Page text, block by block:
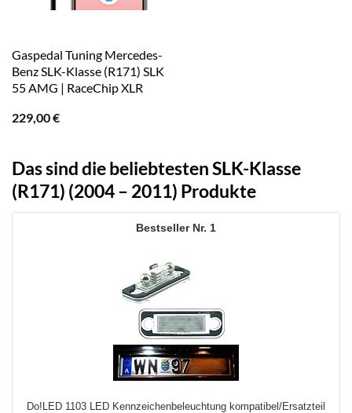
Gaspedal Tuning Mercedes-
Benz SLK-Klasse (R171) SLK
55 AMG | RaceChip XLR
229,00€
Das sind die beliebtesten SLK-Klasse
(R171) (2004 – 2011) Produkte
1
Do!LED 1103 LED Kennzeichenbeleuchtung kompatibel/Ersatzteil